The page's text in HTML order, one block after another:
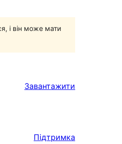
і він може мати
Завантажити
Підтримка